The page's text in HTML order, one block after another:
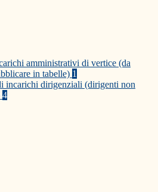
amministrativi di vertice (da
in tabelle) 1
incarichi dirigenziali (dirigenti non
4